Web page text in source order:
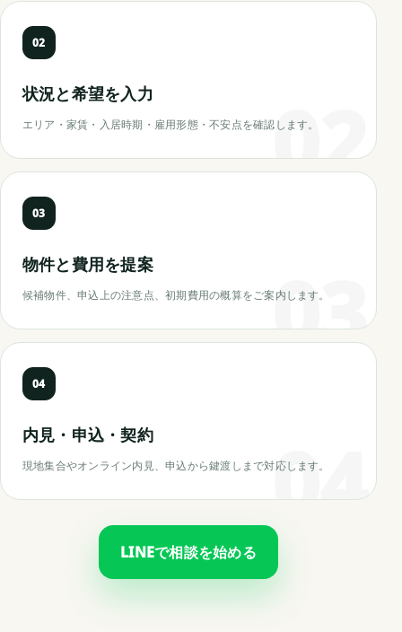
02
状況と希望を入力
エリア・家賃・入居時期・雇用形態・不安点を確認します。
03
物件と費用を提案
候補物件、申込上の注意点、初期費用の概算をご案内します。
04
内見・申込・契約
現地集合やオンライン内見、申込から鍵渡しまで対応します。
LINEで相談を始める